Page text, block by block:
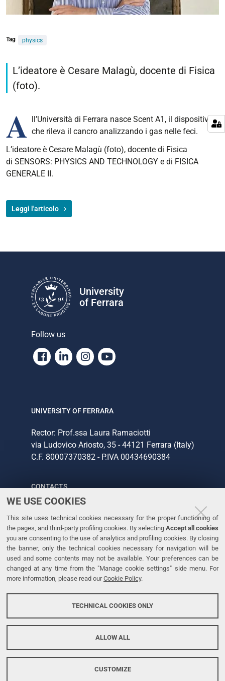
WE USE COOKIES
This site uses technical cookies necessary for the proper functioning of
the pages, and third-party profiling cookies. By selecting Accept all cookies
you are consenting to the use of analytics and profiling cookies. By closing
the banner, only the technical cookies necessary for navigation will be
used and some contents may not be available. Your preferences can be
changed at any time from the "Manage cookie settings" side menu. For
more information, please read ourCookie Policy.
TECHNICAL COOKIES ONLY
ALLOW ALL
CUSTOMIZE
Tag physics
L’ideatore è Cesare Malagù, docente di Fisica
(foto).
A ll’Università di Ferrara nasce Scent A1, il dispositivo
che rileva il cancro analizzando i gas nelle feci.
L’ideatore è Cesare Malagù (foto), docente di Fisica
di SENSORS: PHYSICS AND TECHNOLOGY e di FISICA
GENERALE II.
Leggi l'articolo
University
of Ferrara
Follow us
Facebook
LinkedinInstagram
Youtube
UNIVERSITY OF FERRARA
Rector: Prof.ssa Laura Ramaciotti
via Ludovico Ariosto, 35 - 44121 Ferrara (Italy)
C.F. 80007370382 - P.IVA 00434690384
CONTACTS
Tel. +39 0532 293111
Fax. +39 0532 293031
LINKS
University
Accessibility statement
Personal data protection